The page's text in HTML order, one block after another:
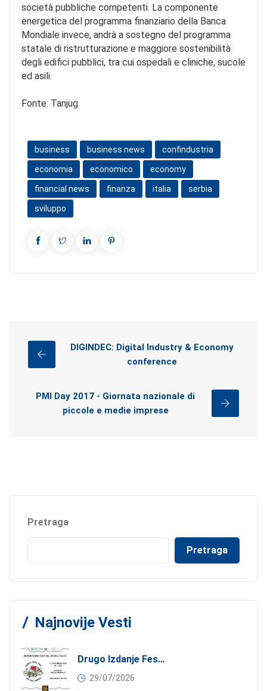
società pubbliche competenti. La componente
energetica del programma finanziario della Banca
Mondiale invece, andrà a sostegno del programma
statale di ristrutturazione e maggiore sostenibilità
degli edifici pubblici, tra cui ospedali e cliniche, sucole
ed asili.
Fonte: Tanjug
business business news confindustria
economia economico economy
financial news finanza italia serbia
sviluppo
DIGINDEC: Digital Industry & Economy
conference
PMI Day 2017 - Giornata nazionale di
piccole e medie imprese
Pretraga
Pretraga
Najnovije Vesti
Drugo Izdanje Festivala JEDI.VOLI.DONIRAJ: Spoj Gastronomije I Solidarnosti
29/07/2026